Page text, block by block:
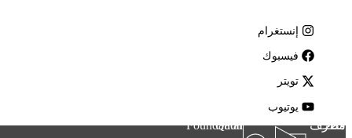
إنستغرام
فيسبوك
تويتر
يوتيوب
متاحف قطر Qatar Foundation